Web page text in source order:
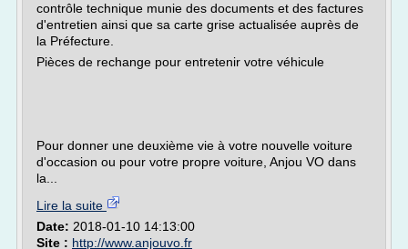
contrôle technique munie des documents et des factures
d'entretien ainsi que sa carte grise actualisée auprès de
la Préfecture.
Pièces de rechange pour entretenir votre véhicule
Pour donner une deuxième vie à votre nouvelle voiture
d'occasion ou pour votre propre voiture, Anjou VO dans
la...
Lire la suite
Date: 2018-01-10 14:13:00
Site : http://www.anjouvo.fr